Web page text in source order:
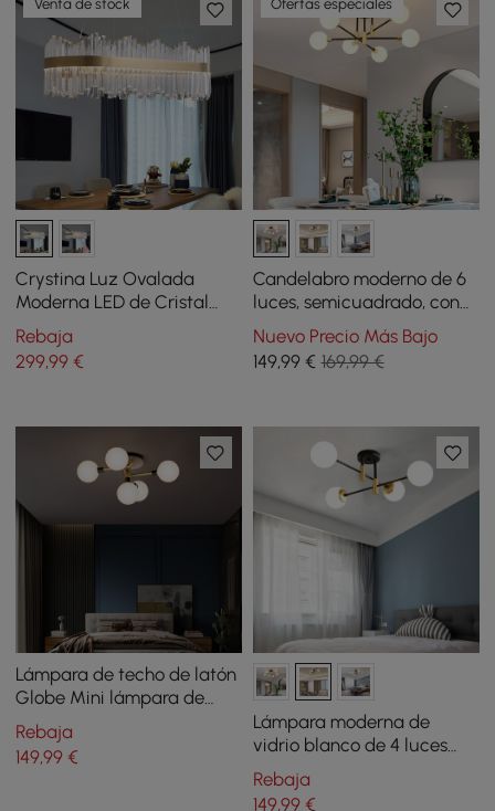
Venta de stock
Crystina Luz Ovalada
Moderna LED de Cristal
para Cocina de latón en
forma de tubo
Rebaja
299,99 €
Ofertas especiales
Candelabro moderno de 6
luces, semicuadrado, con
vidrio blanco
Nuevo Precio Más Bajo
149,99€ 169,99 €
Lámpara de techo de latón
Globe Mini lámpara de
techo de montaje
empotrado en 5 luces
Rebaja
149,99 €
Lámpara moderna de
vidrio blanco de 4 luces
con montaje
semiempotrado
Rebaja
149,99€